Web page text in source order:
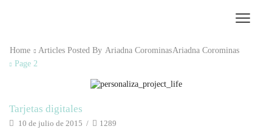
Home Articles Posted By Ariadna CorominasAriadna Corominas
Page 2
Scrapbooking
Tarjetas digitales
10 de julio de 2015 / 1289